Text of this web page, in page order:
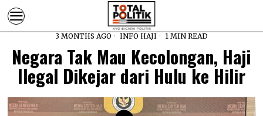
3 MONTHS AGO INFO HAJI 1 MIN READ
Negara Tak Mau Kecolongan, Haji
Ilegal Dikejar dari Hulu ke Hilir